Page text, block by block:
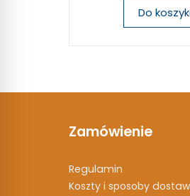
Do
Zamówienie
Regulamin
Koszty i sposoby